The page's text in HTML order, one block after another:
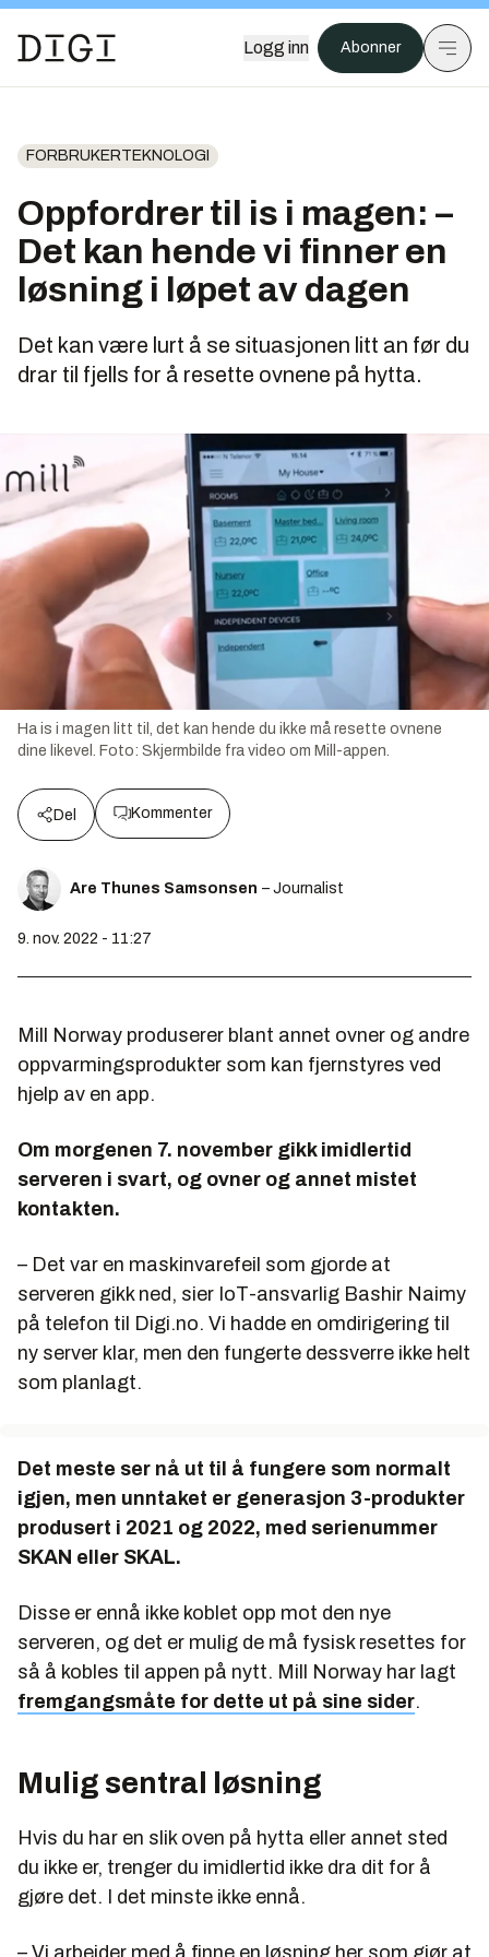
Logg inn Abonner
FORBRUKERTEKNOLOGI
Oppfordrer til is i magen: –
Det kan hende vi finner en
løsning i løpet av dagen
Det kan være lurt å se situasjonen litt an før du
drar til fjells for å resette ovnene på hytta.
Ha is i magen litt til, det kan hende du ikke må resette ovnene
dine likevel.
Foto: Skjermbilde fra video om Mill-appen.
Del Kommenter
Are Thunes Samsonsen – Journalist
9. nov. 2022 - 11:27
Mill Norway produserer blant annet ovner og andre
oppvarmingsprodukter som kan fjernstyres ved
hjelp av en app.
Om morgenen 7. november gikk imidlertid
serveren i svart, og ovner og annet mistet
kontakten.
– Det var en maskinvarefeil som gjorde at
serveren gikk ned, sier IoT-ansvarlig Bashir Naimy
på telefon til Digi.no. Vi hadde en omdirigering til
ny server klar, men den fungerte dessverre ikke helt
som planlagt.
Det meste ser nå ut til å fungere som normalt
igjen, men unntaket er generasjon 3-produkter
produsert i 2021 og 2022, med serienummer
SKAN eller SKAL.
Disse er ennå ikke koblet opp mot den nye
serveren, og det er mulig de må fysisk resettes for
så å kobles til appen på nytt. Mill Norway har lagt
fremgangsmåte for dette ut på sine sider.
Mulig sentral løsning
Hvis du har en slik oven på hytta eller annet sted
du ikke er, trenger du imidlertid ikke dra dit for å
gjøre det. I det minste ikke ennå.
– Vi arbeider med å finne en løsning her som gjør at